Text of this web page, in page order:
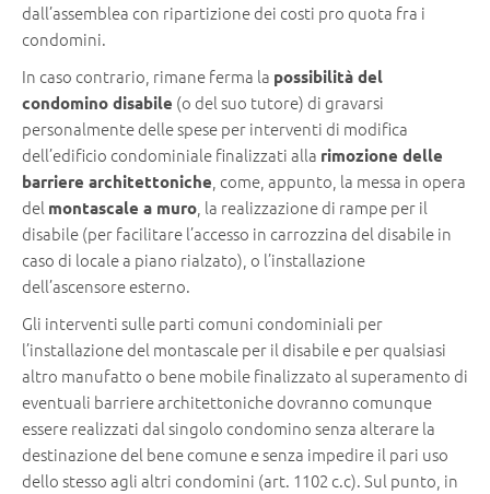
dall’assemblea con ripartizione dei costi pro quota fra i
condomini.
In caso contrario, rimane ferma la possibilità del
condomino disabile (o del suo tutore) di gravarsi
personalmente delle spese per interventi di modifica
dell’edificio condominiale finalizzati alla rimozione delle
barriere architettoniche, come, appunto, la messa in opera
del montascale a muro, la realizzazione di rampe per il
disabile (per facilitare l’accesso in carrozzina del disabile in
caso di locale a piano rialzato), o l’installazione
dell’ascensore esterno.
Gli interventi sulle parti comuni condominiali per
l’installazione del montascale per il disabile e per qualsiasi
altro manufatto o bene mobile finalizzato al superamento di
eventuali barriere architettoniche dovranno comunque
essere realizzati dal singolo condomino senza alterare la
destinazione del bene comune e senza impedire il pari uso
dello stesso agli altri condomini (art. 1102 c.c). Sul punto, in